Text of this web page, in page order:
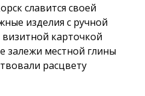
славится своей
изделия с ручной
карточкой
залежи местной глины
расцвету